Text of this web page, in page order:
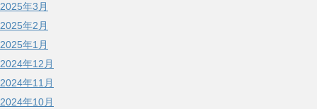
2025年3月
2025年2月
2025年1月
2024年12月
2024年11月
2024年10月